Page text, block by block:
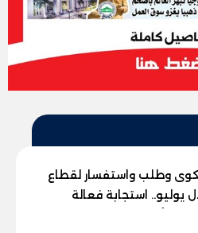
شكوى وطلب واستفسار لقطاع
يوليو.. استجابة فعالة
وأولياء الأمور